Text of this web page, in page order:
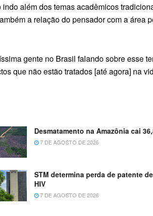
além dos temas acadêmicos
a relação do pensador com a área
gente no Brasil falando sobre esse
que não estão tratados [até agora] na
Desmatamento na Amazônia cai
7 DE AGOSTO DE 2026
STM determina perda de patente
HIV
7 DE AGOSTO DE 2026